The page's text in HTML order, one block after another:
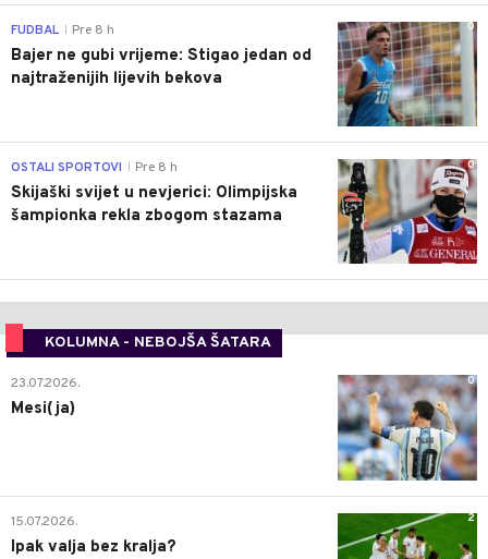
0
FUDBAL Pre 8 h
Bajer ne gubi vrijeme: Stigao jedan od
najtraženijih lijevih bekova
0
OSTALI SPORTOVI Pre 8 h
Skijaški svijet u nevjerici: Olimpijska
šampionka rekla zbogom stazama
KOLUMNA - NEBOJŠA ŠATARA
0
23.07.2026.
Mesi(ja)
2
15.07.2026.
Ipak valja bez kralja?